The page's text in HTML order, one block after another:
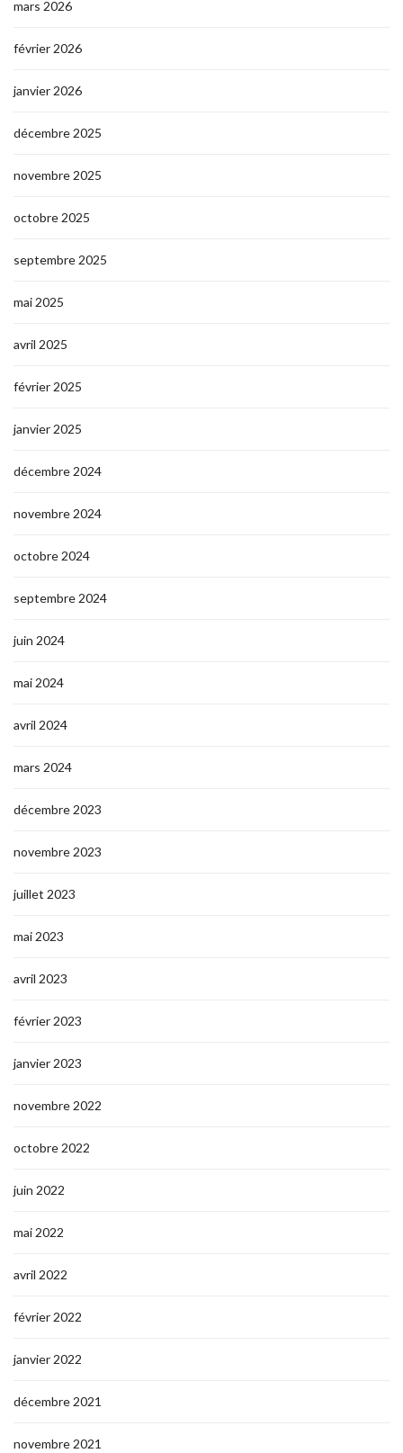
mars 2026
février 2026
janvier 2026
décembre 2025
novembre 2025
octobre 2025
septembre 2025
mai 2025
avril 2025
février 2025
janvier 2025
décembre 2024
novembre 2024
octobre 2024
septembre 2024
juin 2024
mai 2024
avril 2024
mars 2024
décembre 2023
novembre 2023
juillet 2023
mai 2023
avril 2023
février 2023
janvier 2023
novembre 2022
octobre 2022
juin 2022
mai 2022
avril 2022
février 2022
janvier 2022
décembre 2021
novembre 2021